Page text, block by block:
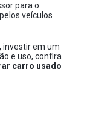
para o
veículos
investir em um
e uso, confira
carro usado